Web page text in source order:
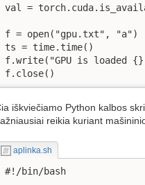
val =
f = open("gpu.txt", "a")
ts = time.time()
f.write("GPU is loaded
f.close()
iškviečiamo Python kalbos
reikia kuriant
aplinka.sh
#!/bin/bash